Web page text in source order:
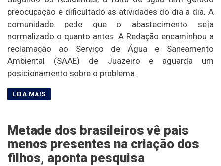
preocupação e dificultado as atividades do dia a dia. A
comunidade pede que o abastecimento seja
normalizado o quanto antes. A Redação encaminhou a
reclamação ao Serviço de Água e Saneamento
Ambiental (SAAE) de Juazeiro e aguarda um
posicionamento sobre o problema.
Metade dos brasileiros vê pais
menos presentes na criação dos
filhos, aponta pesquisa